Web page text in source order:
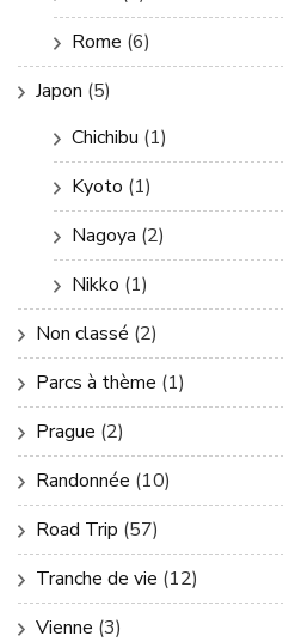
Rome (6)
Japon (5)
Chichibu (1)
Kyoto (1)
Nagoya (2)
Nikko (1)
Non classé (2)
Parcs à thème (1)
Prague (2)
Randonnée (10)
Road Trip (57)
Tranche de vie (12)
Vienne (3)